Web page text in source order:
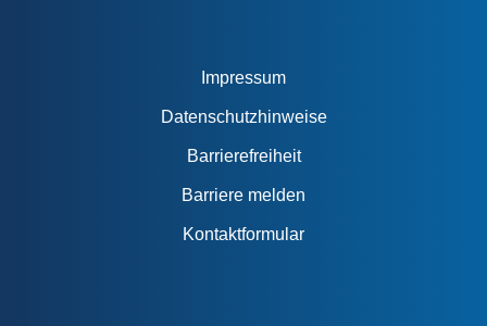
Impressum
Datenschutzhinweise
Barrierefreiheit
Barriere melden
Kontaktformular